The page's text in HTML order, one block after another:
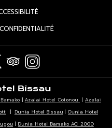
ONGLET
NOUVEL
OUVRIR
DANS
NOUVEL
ONGLET
OUVRIR
Bissau
| Azalai Hotel Cotonou | Azalai
| Dunia Hotel Bissau | Dunia Hotel
| Dunia Hotel Bamako ACI 2000